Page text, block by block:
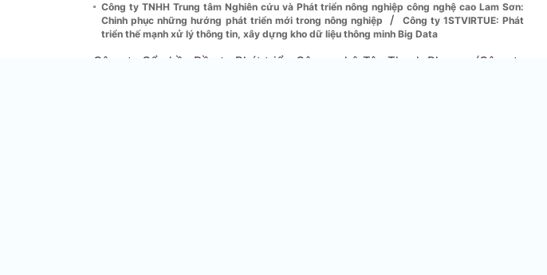
Công ty TNHH Trung tâm Nghiên cứu và Phát triển nông nghiệp công nghệ cao Lam Sơn:
Chinh phục những hướng phát triển mới trong nông nghiệp
/
Công ty 1STVIRTUE: Phát
triển thế mạnh xử lý thông tin, xây dựng kho dữ liệu thông minh Big Data
Công ty Cổ phần Đầu tư Phát triển Công nghệ Tân Thanh Phương (Công ty